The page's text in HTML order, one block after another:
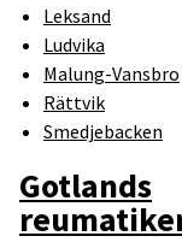
Leksand
Ludvika
Malung-Vansbro
Rättvik
Smedjebacken
Gotlands